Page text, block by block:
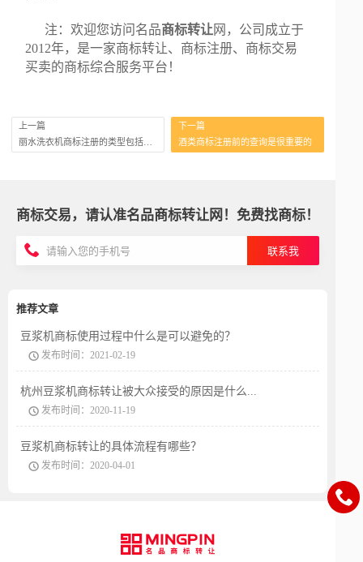
注：欢迎您访问名品商标转让 网，公司成立于
2012年，是一家商标转让、商标注册、商标交易
买卖的商标综合服务平台！
上一篇
下一篇
酒类商标注册前的查询是很重要的
商标交易，请认准名品商标转让网！免费找商标！
联系我
推荐文章
豆浆机商标使用过程中什么是可以避免的？
发布时间：2021-02-19
杭州豆浆机商标转让被大众接受的原因是什么...
发布时间：2020-11-19
豆浆机商标转让的具体流程有哪些？
发布时间：2020-04-01